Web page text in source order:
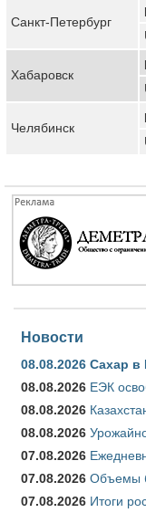
Санкт-Петербург
Хабаровск
Челябинск
Новости
08.08.2026 Сахар в
08.08.2026 ЕЭК
08.08.2026
08.08.2026
07.08.2026
07.08.2026 Объемы
07.08.2026 Итоги